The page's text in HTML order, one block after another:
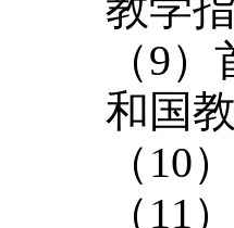
（9
和国
（10
（11